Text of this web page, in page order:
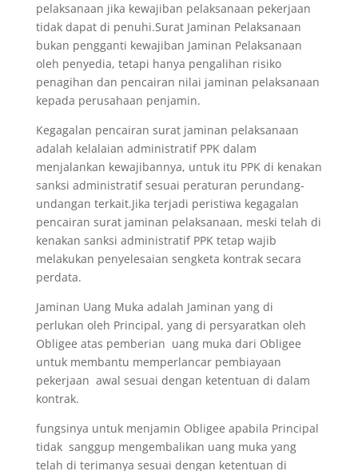
pelaksanaan jika kewajiban pelaksanaan pekerjaan
tidak dapat di penuhi.Surat Jaminan Pelaksanaan
bukan pengganti kewajiban Jaminan Pelaksanaan
oleh penyedia, tetapi hanya pengalihan risiko
penagihan dan pencairan nilai jaminan pelaksanaan
kepada perusahaan penjamin.
Kegagalan pencairan surat jaminan pelaksanaan
adalah kelalaian administratif PPK dalam
menjalankan kewajibannya, untuk itu PPK di kenakan
sanksi administratif sesuai peraturan perundang-
undangan terkait.Jika terjadi peristiwa kegagalan
pencairan surat jaminan pelaksanaan, meski telah di
kenakan sanksi administratif PPK tetap wajib
melakukan penyelesaian sengketa kontrak secara
perdata.
Jaminan Uang Muka adalah Jaminan yang di
perlukan oleh Principal, yang di persyaratkan oleh
Obligee atas pemberian uang muka dari Obligee
untuk membantu memperlancar pembiayaan
pekerjaan awal sesuai dengan ketentuan di dalam
kontrak.
fungsinya untuk menjamin Obligee apabila Principal
tidak sanggup mengembalikan uang muka yang
telah di terimanya sesuai dengan ketentuan di